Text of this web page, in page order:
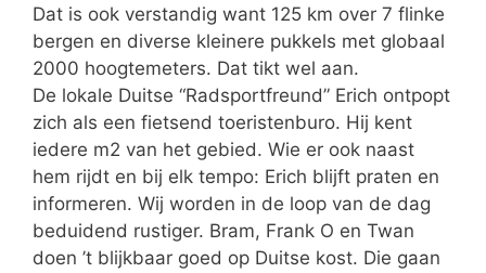
Dat is ook verstandig want 125 km over 7 flinke
bergen en diverse kleinere pukkels met globaal
2000 hoogtemeters. Dat tikt wel aan.
De lokale Duitse “Radsportfreund” Erich ontpopt
zich als een fietsend toeristenburo. Hij kent
iedere m2 van het gebied. Wie er ook naast
hem rijdt en bij elk tempo: Erich blijft praten en
informeren. Wij worden in de loop van de dag
beduidend rustiger. Bram, Frank O en Twan
doen ’t blijkbaar goed op Duitse kost. Die gaan